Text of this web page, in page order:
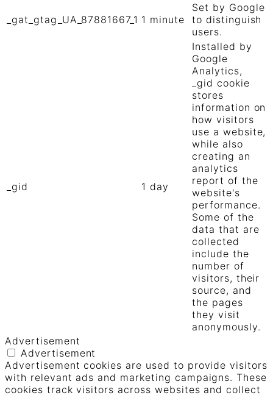
_gat_gtag_UA_87881667_1 1 minute
Set by Google
to distinguish
users.
_gid 1 day
Installed by
Google
Analytics,
_gid cookie
stores
information on
how visitors
use a website,
while also
creating an
analytics
report of the
website's
performance.
Some of the
data that are
collected
include the
number of
visitors, their
source, and
the pages
they visit
anonymously.
Advertisement
Advertisement
Advertisement cookies are used to provide visitors
with relevant ads and marketing campaigns. These
cookies track visitors across websites and collect